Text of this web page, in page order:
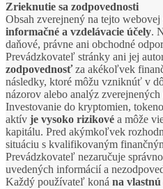
Zrieknutie sa zodpovednosti
Obsah zverejnený na tejto webovej
informačné a vzdelávacie účely.
daňové, právne ani obchodné
Prevádzkovateľ stránky ani jej
zodpovednosťza akékoľvek
následky, ktoré môžu vzniknúť v
názorov alebo analýz
Investovanie do kryptomien,
aktív je vysoko rizikové a môže
kapitálu. Pred akýmkoľvek
situáciu s kvalifikovaným
Prevádzkovateľ nezaručuje
uvedených informácií a
Každý používateľ koná na